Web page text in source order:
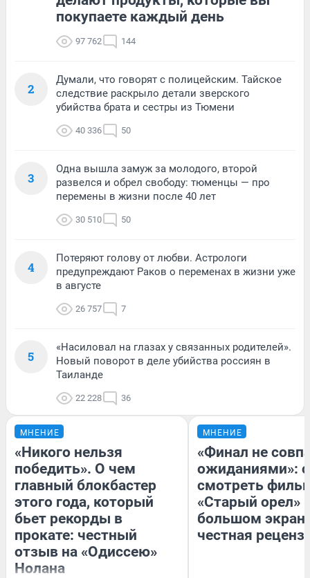
покупаете каждый день
97 762 144
2
Думали, что говорят с полицейским. Тайское
следствие раскрыло детали зверского
убийства брата и сестры из Тюмени
40 336 50
3
Одна вышла замуж за молодого, второй
развелся и обрел свободу: тюменцы — про
перемены в жизни после 40 лет
30 510 50
4
Потеряют голову от любви. Астрологи
предупреждают Раков о переменах в жизни уже
в августе
26 757 7
5
«Насиловал на глазах у связанных родителей».
Новый поворот в деле убийства россиян в
Таиланде
22 228 36
МНЕНИЕ
«Никого нельзя
победить». О чем
главный блокбастер
этого года, который
бьет рекорды в
прокате: честный
отзыв на «Одиссею»
Нолана
МНЕНИЕ
«Финал не
ожиданиями»:
смотреть
«Старый орел»
большом
честная